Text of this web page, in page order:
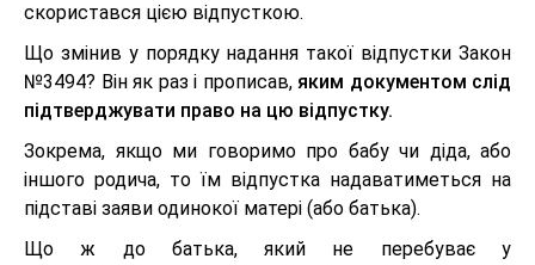
скористався цією відпусткою.
Що змінив у порядку надання такої відпустки Закон
№3494? Він як раз і прописав,яким документом слід
підтверджувати право на цю відпустку.
Зокрема, якщо ми говоримо про бабу чи діда, або
іншого родича, то їм відпустка надаватиметься на
підставі заяви одинокої матері (або батька).
Що ж до батька, який не перебуває у